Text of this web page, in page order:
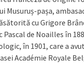
Musuruș-pașa,
cu Grigore
de Noailles în
în 1901, care a
Académie Royale